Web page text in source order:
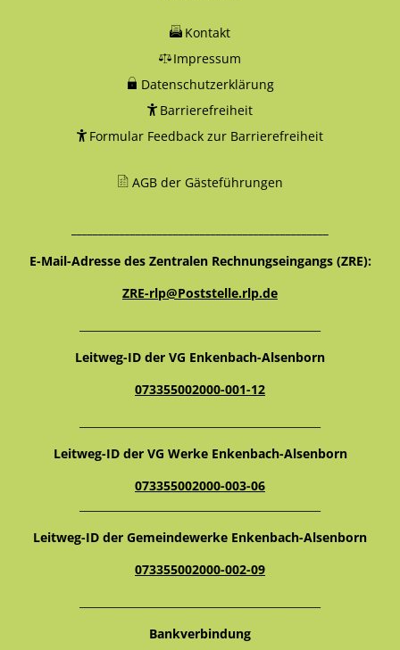
Kontakt
Impressum
Datenschutzerklärung
Barrierefreiheit
Formular Feedback zur Barrierefreiheit
AGB der Gästeführungen
E-Mail-Adresse des Zentralen Rechnungseingangs (ZRE):
ZRE-rlp@Poststelle.rlp.de
Leitweg-ID der VG Enkenbach-Alsenborn
073355002000-001-12
Leitweg-ID der VG Werke Enkenbach-Alsenborn
073355002000-003-06
Leitweg-ID der Gemeindewerke Enkenbach-Alsenborn
073355002000-002-09
Bankverbindung